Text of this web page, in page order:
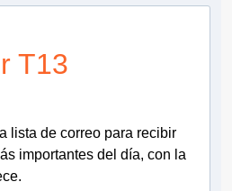
T13
lista de correo para recibir
importantes del día, con la